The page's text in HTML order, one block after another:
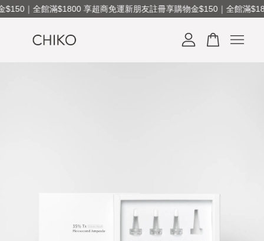
$150｜全館滿$1800 享超商免運新朋友註冊享購物金$150｜全館滿
您的購物車目前還是空的。